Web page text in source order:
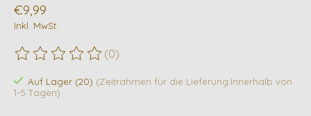
€9,99
Inkl. MwSt.
Die Bewertung dieses Produkts ist
(0)
Auf Lager (20) (Zeitrahmen für die Lieferung:Innerhalb von
1-5 Tagen)